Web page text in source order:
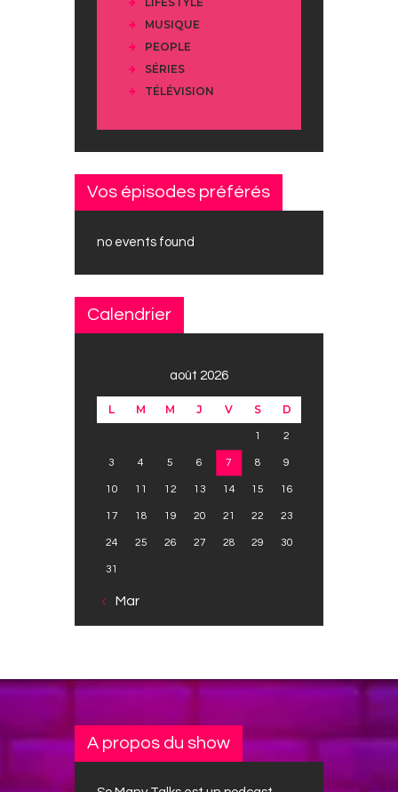
MUSIQUE
PEOPLE
SÉRIES
TÉLÉVISION
Vos épisodes préférés
no events found
Calendrier
août 2026
L M M J V S D
1 2
3 4 5 6 7 8 9
10 11 12 13 14 15 16
17 18 19 20 21 22 23
24 25 26 27 28 29 30
31
« Mar
A propos du show